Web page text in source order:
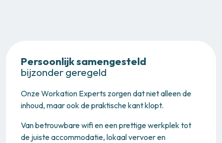
Persoonlijk samengesteld
bijzonder geregeld
Onze Workation Experts zorgen dat niet alleen de
inhoud, maar ook de praktische kant klopt.
Van betrouwbare wifi en een prettige werkplek tot
de juiste accommodatie, lokaal vervoer en